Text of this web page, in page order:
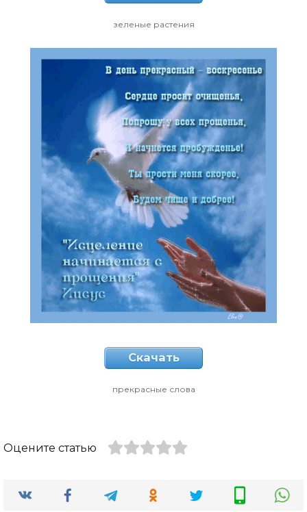
зеленые растения
Скачать
прекрасные слова
Оцените статью